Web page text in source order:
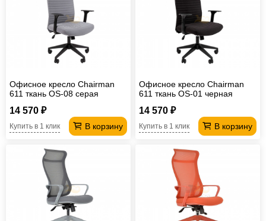
Офисное кресло Chairman
611 ткань OS-08 серая
14 570 ₽
В корзину
Купить в 1 клик
Офисное кресло Chairman
611 ткань OS-01 черная
14 570 ₽
В корзину
Купить в 1 клик